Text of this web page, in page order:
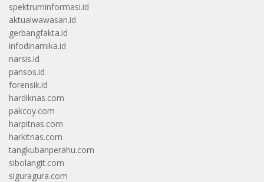
spektruminformasi.id
aktualwawasan.id
gerbangfakta.id
infodinamika.id
narsis.id
pansos.id
forensik.id
hardiknas.com
pakcoy.com
harpitnas.com
harkitnas.com
tangkubanperahu.com
sibolangit.com
siguragura.com